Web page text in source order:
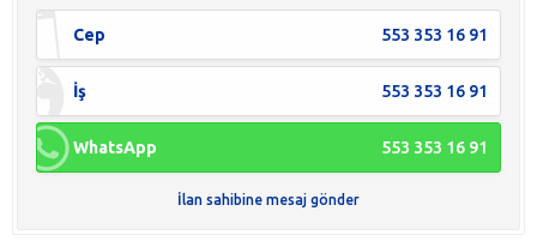
Cep 553 353 16 91
İş 553 353 16 91
WhatsApp 553 353 16 91
İlan sahibine mesaj gönder